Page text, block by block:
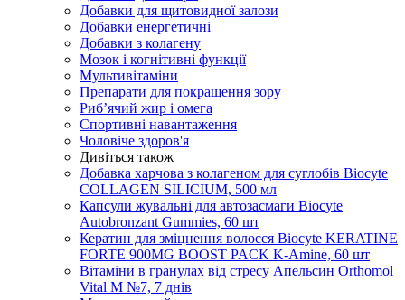
Добавки для щитовидної залози
Добавки енергетичні
Добавки з колагену
Мозок і когнітивні функції
Мультивітаміни
Препарати для покращення зору
Риб’ячий жир і омега
Спортивні навантаження
Чоловіче здоров'я
Дивіться також
Добавка харчова з колагеном для суглобів Biocyte
COLLAGEN SILICIUM, 500 мл
Капсули жувальні для автозасмаги Biocyte
Autobronzant Gummies, 60 шт
Кератин для зміцнення волосся Biocyte KERATINE
FORTE 900MG BOOST PACK K-Amine, 60 шт
Вітаміни в гранулах від стресу Апельсин Orthomol
Vital M №7, 7 днів